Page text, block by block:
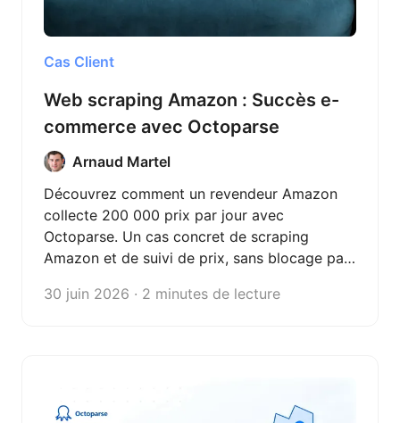
Cas Client
Web scraping Amazon : Succès e-
commerce avec Octoparse
Arnaud Martel
Découvrez comment un revendeur Amazon
collecte 200 000 prix par jour avec
Octoparse. Un cas concret de scraping
Amazon et de suivi de prix, sans blocage par
30 juin 2026 · 2 minutes de lecture